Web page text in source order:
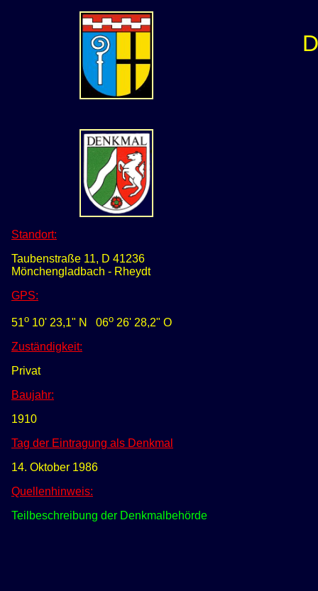
Standort:
Taubenstraße 11, D 41236
Mönchengladbach - Rheydt
GPS:
51o 10' 23,1" N 06o 26' 28,2" O
Zuständigkeit:
Privat
Baujahr:
1910
Tag der Eintragung als Denkmal
14. Oktober 1986
Quellenhinweis:
Teilbeschreibung der Denkmalbehörde